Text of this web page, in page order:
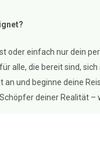
oder einfach nur dein
alle, die bereit sind,
und beginne deine
deiner Realität –